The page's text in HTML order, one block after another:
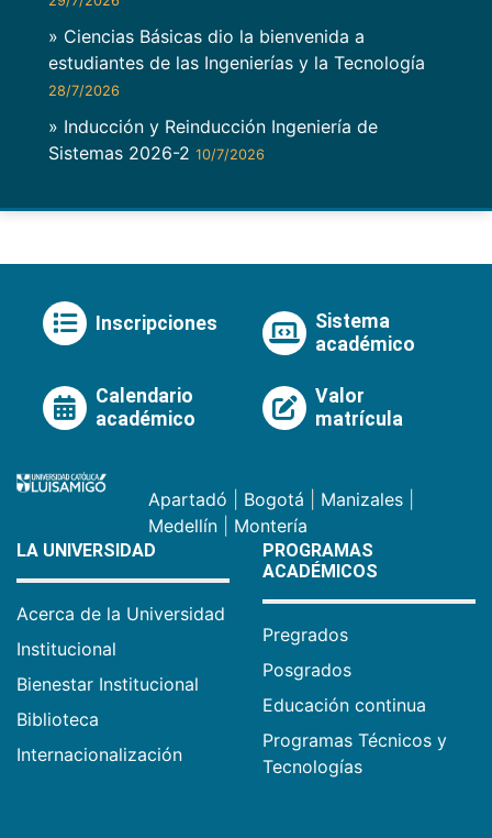
» Ciencias Básicas dio la bienvenida a
estudiantes de las Ingenierías y la Tecnología
28/7/2026
» Inducción y Reinducción Ingeniería de
Sistemas 2026-2 10/7/2026
Inscripciones
Sistema
académico
Calendario
académico
Valor
matrícula
Apartadó Bogotá Manizales
Medellín
Montería
LA UNIVERSIDAD
Acerca de la Universidad
Institucional
Bienestar Institucional
Biblioteca
Internacionalización
PROGRAMAS
ACADÉMICOS
Pregrados
Posgrados
Educación continua
Programas Técnicos y
Tecnologías